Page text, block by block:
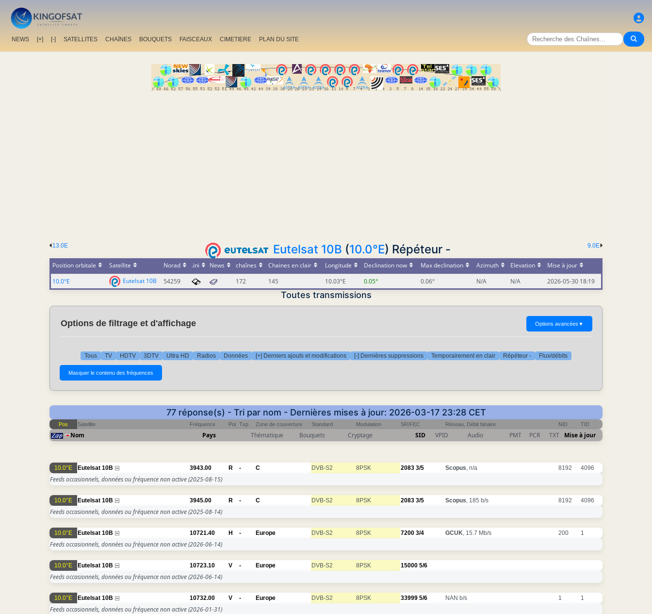
NEWS [+] [-] SATELLITES CHAîNES BOUQUETS FAISCEAUX CIMETIERE PLAN DU SITE
9.0E
13.0E Eutelsat 10B (10.0°E) Répéteur -
Position orbitale Satellite Norad .ini News chaînes Chaines en clair Longitude Declination now Max declination Azimuth Elevation
Mise à jour
10.0°E
Eutelsat 10B 54259 172 145 10.03°E 0.05° 0.06° N/A N/A 2026-05-30 18:19
Toutes transmissions
Options de filtrage et d'affichage Options avancées ▼
Tous TV HDTV 3DTV Ultra HD Radios Données [+] Derniers ajouts et modifications [-] Dernières suppressions Temporairement en clair Répéteur - Flux/débits
77 réponse(s) - Tri par nom - Dernières mises à jour: 2026-03-17 23:28 CET
Pos Satellite Fréquence Pol Txp Zone de couverture Standard Modulation SR/FEC Réseau, Débit binaire NID TID
Nom Pays Thématique Bouquets Cryptage SID VPID Audio PMT PCR TXT Mise à jour
10.0°E Eutelsat 10B 3943.00 R - C DVB-S2 8PSK 2083 3/5 Scopus , n/a 8192 4096
Feeds occasionnels, données ou fréquence non active(2025-08-15)
10.0°E Eutelsat 10B 3945.00 R - C DVB-S2 8PSK 2083 3/5 Scopus , 185 b/s 8192 4096
Feeds occasionnels, données ou fréquence non active(2025-08-14)
10.0°E Eutelsat 10B 10721.40 H - Europe DVB-S2 8PSK 7200 3/4 GCUK , 15.7 Mb/s 200 1
Feeds occasionnels, données ou fréquence non active(2026-06-14)
10.0°E Eutelsat 10B 10723.10 V - Europe DVB-S2 8PSK 15000 5/6
Feeds occasionnels, données ou fréquence non active(2026-06-14)
10.0°E Eutelsat 10B 10732.00 V - Europe DVB-S2 8PSK 33999 5/6 NAN b/s 1 1
Feeds occasionnels, données ou fréquence non active(2026-01-31)